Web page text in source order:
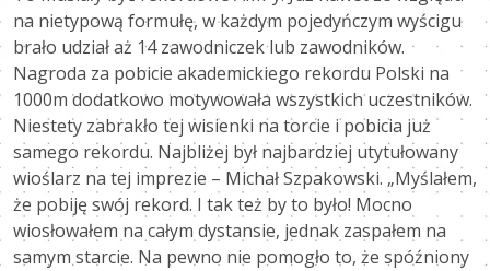
na nietypową formułę, w każdym pojedyńczym wyścigu
brało udział aż 14 zawodniczek lub zawodników.
Nagroda za pobicie akademickiego rekordu Polski na
1000m dodatkowo motywowała wszystkich uczestników.
Niestety zabrakło tej wisienki na torcie i pobicia już
samego rekordu. Najbliżej był najbardziej utytułowany
wioślarz na tej imprezie – Michał Szpakowski. „Myślałem,
że pobiję swój rekord. I tak też by to było! Mocno
wiosłowałem na całym dystansie, jednak zaspałem na
samym starcie. Na pewno nie pomogło to, że spóźniony